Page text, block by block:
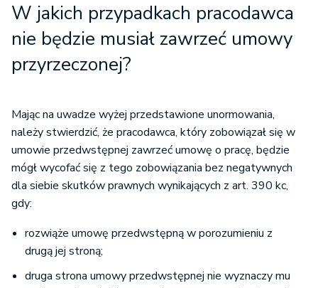
W jakich przypadkach pracodawca
nie będzie musiał zawrzeć umowy
przyrzeczonej?
Mając na uwadze wyżej przedstawione unormowania,
należy stwierdzić, że pracodawca, który zobowiązał się w
umowie przedwstępnej zawrzeć umowę o pracę, będzie
mógł wycofać się z tego zobowiązania bez negatywnych
dla siebie skutków prawnych wynikających z art. 390 kc,
gdy:
rozwiąże umowę przedwstępną w porozumieniu z
drugą jej stroną;
druga strona umowy przedwstępnej nie wyznaczy mu